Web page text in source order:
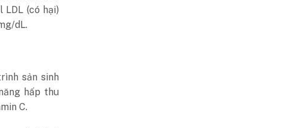
(có hại)
dL.
sản sinh
hấp thu
C.